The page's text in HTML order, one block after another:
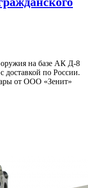
на базе АК Д-8
доставкой по России.
от ООО «Зенит»